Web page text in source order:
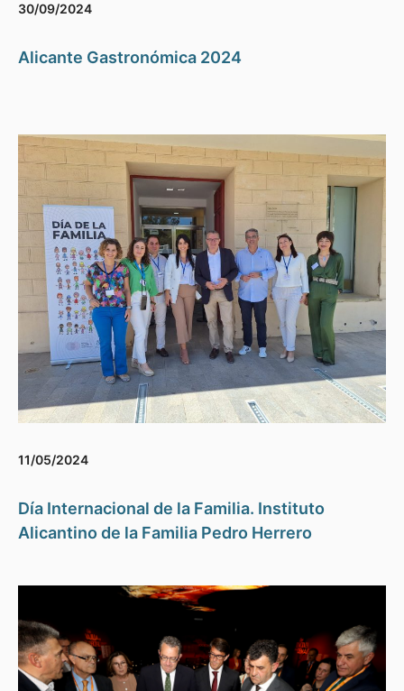
30/09/2024
Alicante Gastronómica 2024
11/05/2024
Día Internacional de la Familia. Instituto
Alicantino de la Familia Pedro Herrero